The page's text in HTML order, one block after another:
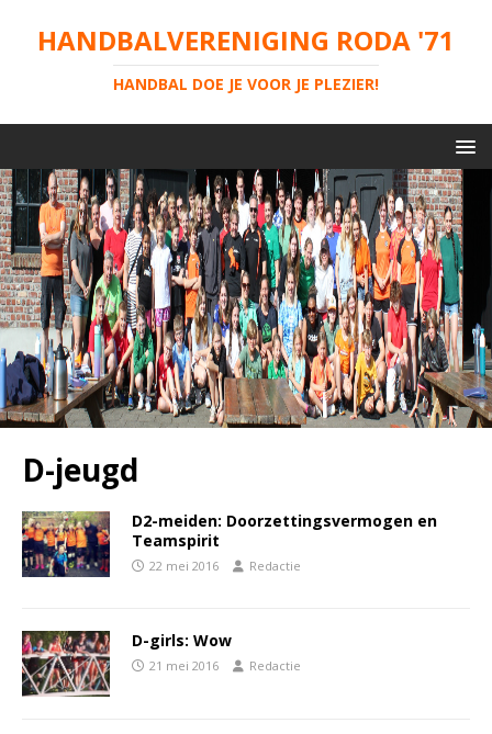
HANDBALVERENIGING RODA '71
HANDBAL DOE JE VOOR JE PLEZIER!
D-jeugd
D2-meiden: Doorzettingsvermogen en
Teamspirit
22 mei 2016 Redactie
D-girls: Wow
21 mei 2016 Redactie